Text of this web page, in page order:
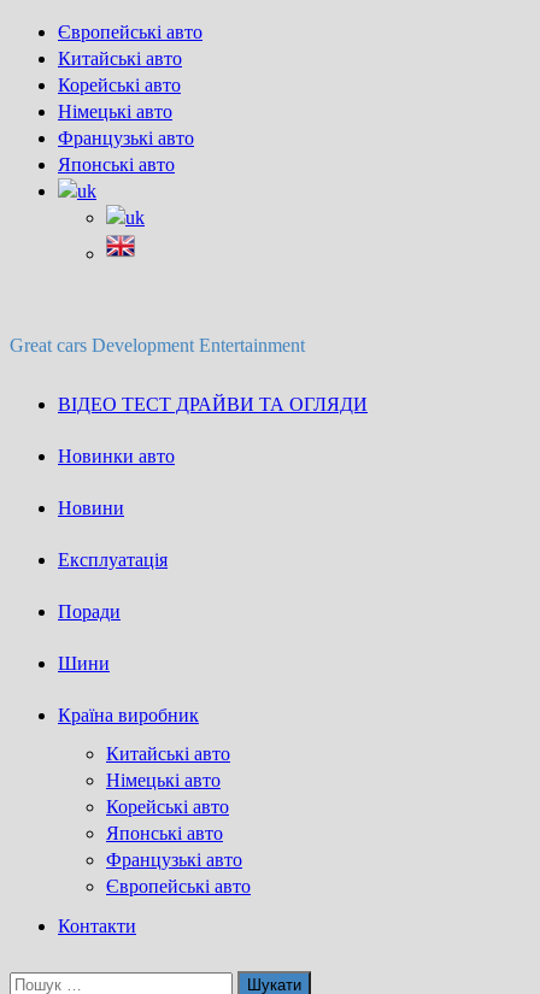
Skip
content
Європейські авто
Китайські авто
Корейські авто
Німецькі авто
Французькі авто
Японські авто
Great cars Development Entertainment
ВІДЕО ТЕСТ ДРАЙВИ ТА ОГЛЯДИ
Новинки авто
Новини
Експлуатація
Поради
Шини
Країна виробник
Китайські авто
Німецькі авто
Корейські авто
Японські авто
Французькі авто
Європейські авто
Контакти
Пошук: